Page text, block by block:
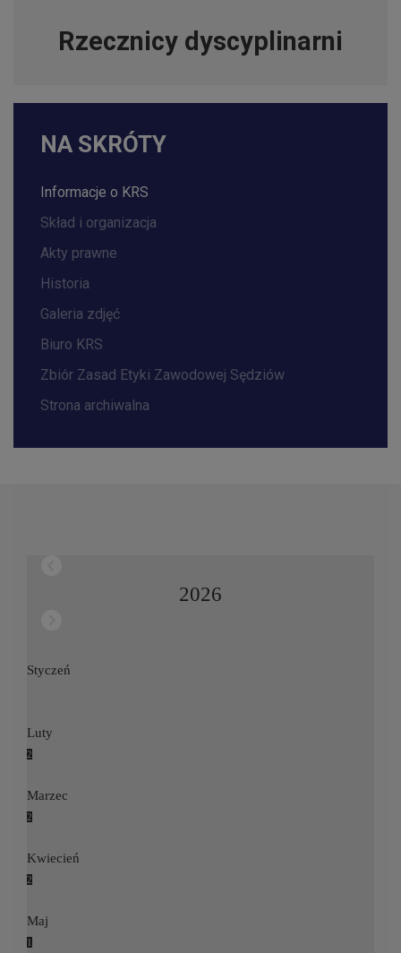
Rzecznicy dyscyplinarni
NA SKRÓTY
Informacje o KRS
Skład i organizacja
Akty prawne
Historia
Galeria zdjęć
Biuro KRS
Zbiór Zasad Etyki Zawodowej Sędziów
Strona archiwalna
2026
Styczeń
Luty
2
Marzec
2
Kwiecień
2
Maj
1